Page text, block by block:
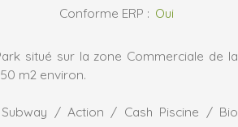
Conforme ERP : Oui
situé sur la zone Commerciale de la
m2 environ.
/ Action / Cash Piscine / Bio